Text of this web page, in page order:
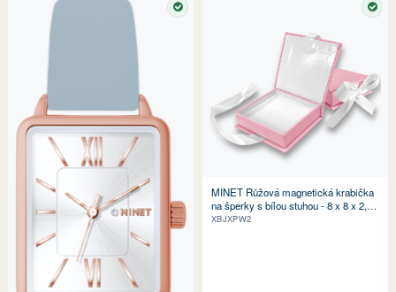
SKLADEM
MINET Růžová magnetická krabička
na šperky s bílou stuhou - 8 x 8 x 2,5
cm
XBJXPW2